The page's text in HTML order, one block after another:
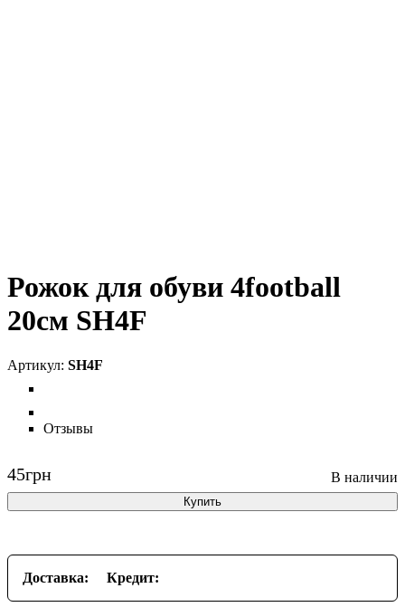
Рожок для обуви 4football
20см SH4F
SH4F
Отзывы
45грн
Купить
Доставка: Кредит: